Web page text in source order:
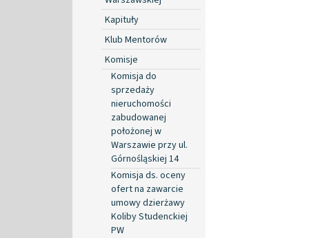
Kapituły
Klub Mentorów
Komisje
Komisja do
sprzedaży
nieruchomości
zabudowanej
położonej w
Warszawie przy ul.
Górnośląskiej 14
Komisja ds. oceny
ofert na zawarcie
umowy dzierżawy
Koliby Studenckiej
PW